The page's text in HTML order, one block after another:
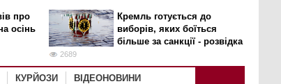
про
осінь
Кремль готується до
виборів, яких боїться
більше за санкції - розвідка
2689
КУРЙОЗИ ВІДЕОНОВИНИ